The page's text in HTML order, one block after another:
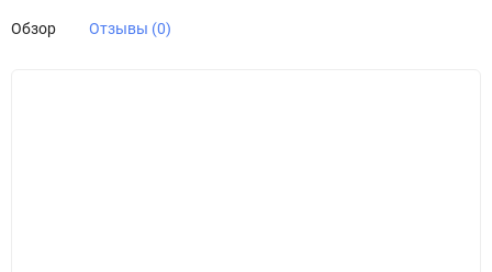
Обзор Отзывы (0)